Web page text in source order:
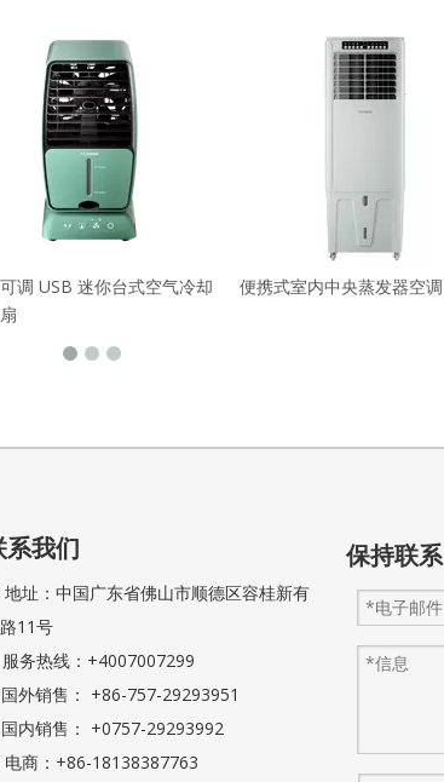
调 USB 迷你台式空气冷却
便携式室内中央蒸发器空调
系我们
地址：中国广东省佛山市顺德区容桂新有
11号
服务热线：+4007007299
国外销售： +86-757-29293951
国内销售： +0757-29293992
电商：+86-18138387763
保持联系